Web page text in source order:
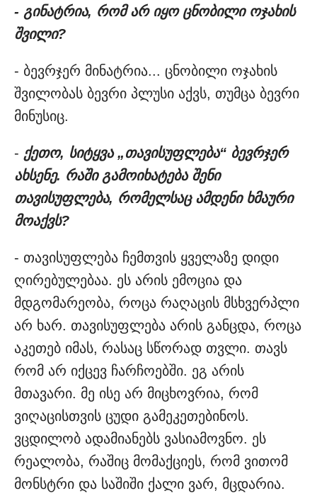
- გინატრია, რომ არ იყო ცნობილი ოჯახის
შვილი?
- ბევრჯერ მინატრია... ცნობილი ოჯახის
შვილობას ბევრი პლუსი აქვს, თუმცა ბევრი
მინუსიც.
- ქეთო, სიტყვა „თავისუფლება“ ბევრჯერ
ახსენე. რაში გამოიხატება შენი
თავისუფლება, რომელსაც ამდენი ხმაური
მოაქვს?
- თავისუფლება ჩემთვის ყველაზე დიდი
ღირებულებაა. ეს არის ემოცია და
მდგომარეობა, როცა რაღაცის მსხვერპლი
არ ხარ. თავისუფლება არის განცდა, როცა
აკეთებ იმას, რასაც სწორად თვლი. თავს
რომ არ იქცევ ჩარჩოებში. ეგ არის
მთავარი. მე ისე არ მიცხოვრია, რომ
ვიღაცისთვის ცუდი გამეკეთებინოს.
ვცდილობ ადამიანებს ვასიამოვნო. ეს
რეალობა, რაშიც მომაქციეს, რომ ვითომ
მონსტრი და საშიში ქალი ვარ, მცდარია.